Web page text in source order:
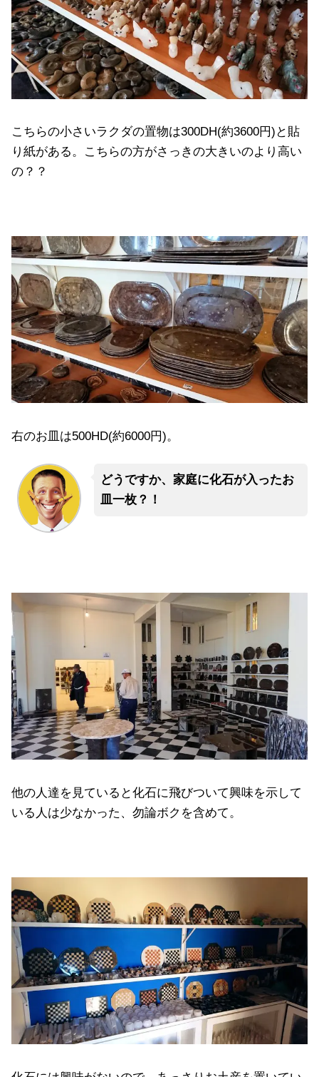
こちらの小さいラクダの置物は300DH(約3600円)と貼
り紙がある。こちらの方がさっきの大きいのより高い
の？？
右のお皿は500HD(約6000円)。
どうですか、家庭に化石が入ったお
皿一枚？！
他の人達を見ていると化石に飛びついて興味を示して
いる人は少なかった、勿論ボクを含めて。